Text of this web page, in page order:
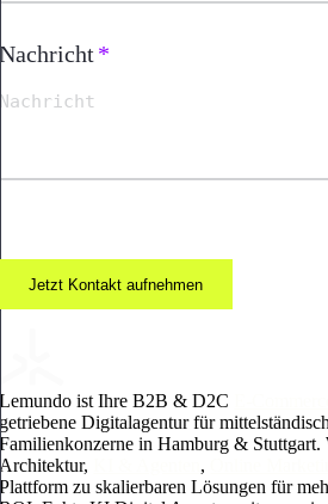
Nachricht *
Jetzt Kontakt aufnehmen
Lemundo ist Ihre B2B & D2C
getriebene Digitalagentur für
Familienkonzerne in Hamburg &
Architektur,
,
Plattform zu skalierbaren Lösungen für